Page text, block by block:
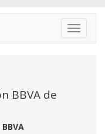
Toggle
BBVA de